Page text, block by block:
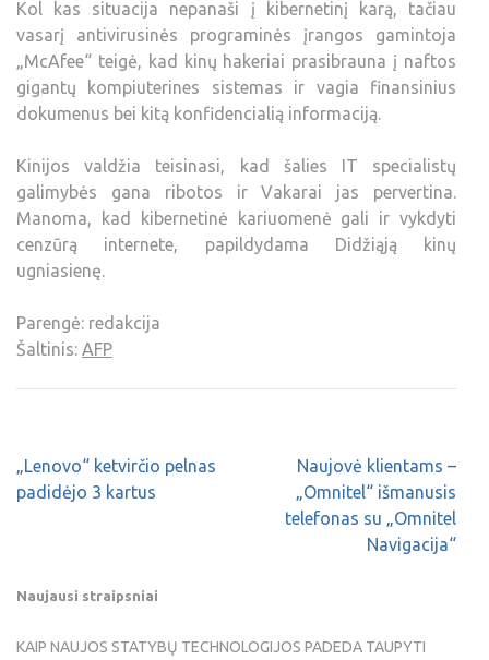
Kol kas situacija nepanaši į kibernetinį karą, tačiau
vasarį antivirusinės programinės įrangos gamintoja
„McAfee“ teigė, kad kinų hakeriai prasibrauna į naftos
gigantų kompiuterines sistemas ir vagia finansinius
dokumenus bei kitą konfidencialią informaciją.
Kinijos valdžia teisinasi, kad šalies IT specialistų
galimybės gana ribotos ir Vakarai jas pervertina.
Manoma, kad kibernetinė kariuomenė gali ir vykdyti
cenzūrą internete, papildydama Didžiąją kinų
ugniasienę.
Parengė: redakcija
Šaltinis: AFP
„Lenovo“ ketvirčio pelnas
padidėjo 3 kartus
Naujovė klientams –
„Omnitel“ išmanusis
telefonas su „Omnitel
Navigacija“
Naujausi straipsniai
KAIP NAUJOS STATYBŲ TECHNOLOGIJOS PADEDA TAUPYTI